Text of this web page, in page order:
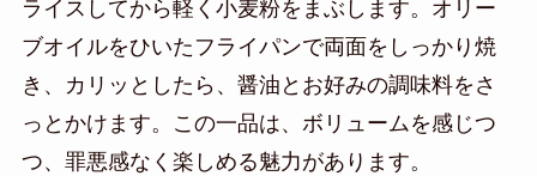
ライスしてから軽く小麦粉をまぶします。オリー
ブオイルをひいたフライパンで両面をしっかり焼
き、カリッとしたら、醤油とお好みの調味料をさ
っとかけます。この一品は、ボリュームを感じつ
つ、罪悪感なく楽しめる魅力があります。